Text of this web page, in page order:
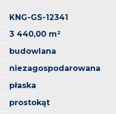
KNG-GS-12341
3 440,00 m²
budowlana
niezagospodarowana
płaska
prostokąt